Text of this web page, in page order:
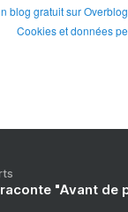
blog gratuit sur Overblog
Cookies et données
"Avant de